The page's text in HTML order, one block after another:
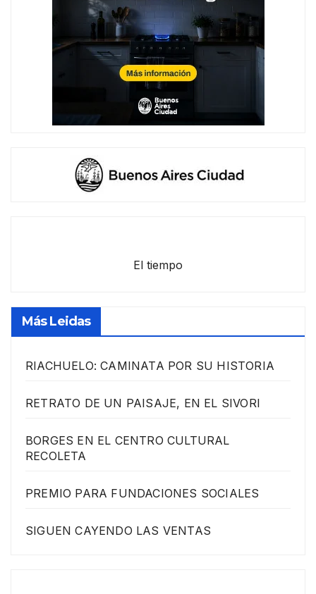
El tiempo
Más Leidas
RIACHUELO: CAMINATA POR SU HISTORIA
RETRATO DE UN PAISAJE, EN EL SIVORI
BORGES EN EL CENTRO CULTURAL
RECOLETA
PREMIO PARA FUNDACIONES SOCIALES
SIGUEN CAYENDO LAS VENTAS